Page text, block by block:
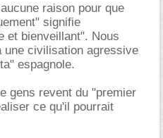
raison pour que
signifie
et bienveillant". Nous
une civilisation agressive
espagnole.
gens revent du "premier
ce qu'il pourrait